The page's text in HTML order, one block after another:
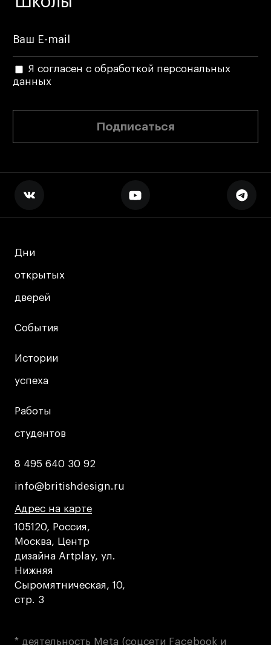
Я согласен с обработкой персональных
данных
Подписаться
Дни
открытых
дверей
Дни
открытых
дверей
События
События
Истории
успеха
Истории
успеха
Работы
студентов
Работы
студентов
8 495 640 30 92
8 495 640 30 92
info@britishdesign.ru
info@britishdesign.ru
Адрес на карте
Адрес на карте
Адрес на карте
105120, Россия,
Москва, Центр
дизайна Artplay, ул.
Нижняя
Сыромятническая, 10,
стр. 3
* деятельность Meta (соцсети Facebook и